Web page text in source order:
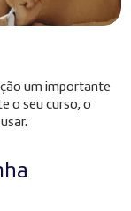
um importante
o seu curso, o